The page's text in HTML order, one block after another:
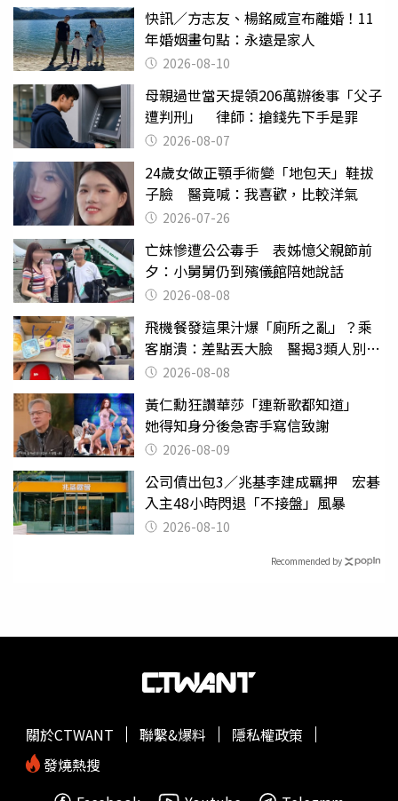
快訊／方志友、楊銘威宣布離婚！11
年婚姻畫句點：永遠是家人
2026-08-10
母親過世當天提領206萬辦後事「父子
遭判刑」 律師：搶錢先下手是罪
2026-08-07
24歲女做正顎手術變「地包天」鞋拔
子臉 醫竟喊：我喜歡，比較洋氣
2026-07-26
亡妹慘遭公公毒手 表姊憶父親節前
夕：小舅舅仍到殯儀館陪她說話
2026-08-08
飛機餐發這果汁爆「廁所之亂」？乘
客崩潰：差點丟大臉 醫揭3類人別亂
喝 2026-08-08
黃仁勳狂讚華莎「連新歌都知道」
她得知身分後急寄手寫信致謝
2026-08-09
公司債出包3／兆基李建成羈押 宏碁
入主48小時閃退「不接盤」風暴
2026-08-10
Recommended by
關於CTWANT 聯繫&爆料
隱私權政策
發燒熱搜